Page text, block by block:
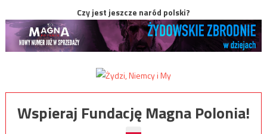
Czy jest jeszcze naród polski?
Wspieraj Fundację Magna Polonia!